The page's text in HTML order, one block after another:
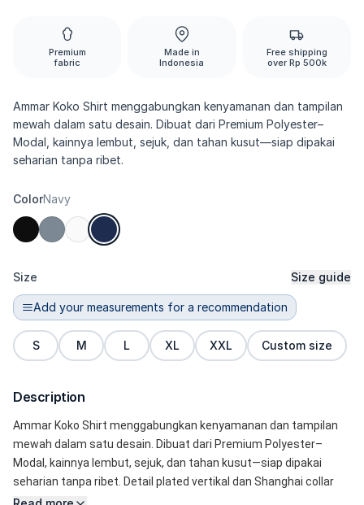
Premium
fabric
Made in
Indonesia
Free shipping
over Rp 500k
Ammar Koko Shirt menggabungkan kenyamanan dan tampilan
mewah dalam satu desain. Dibuat dari Premium Polyester–
Modal, kainnya lembut, sejuk, dan tahan kusut—siap dipakai
seharian tanpa ribet.
ColorNavy
Size Size guide
Add your measurements for a recommendation
S M L XL XXL Custom size
Description
Ammar Koko Shirt menggabungkan kenyamanan dan tampilan
mewah dalam satu desain. Dibuat dari Premium Polyester–
Modal, kainnya lembut, sejuk, dan tahan kusut—siap dipakai
seharian tanpa ribet. Detail plated vertikal dan Shanghai collar
memberi sentuhan modern yang rapi dan bersih. Full-button